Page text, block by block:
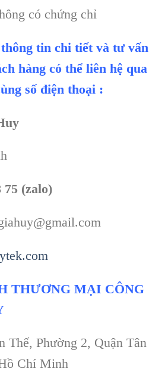
có chứng chỉ
tin chi tiết và tư vấn
hàng có thể liên hệ qua
số điện thoại :
75 (zalo)
THƯƠNG MẠI CÔNG
Thế, Phường 2, Quận Tân
Chí Minh